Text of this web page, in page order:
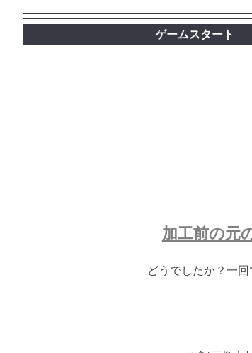
ゲームスタート
加工前の元
どうでしたか？一